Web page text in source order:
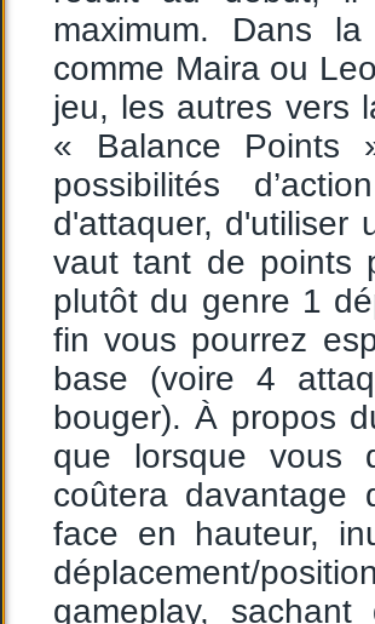
maximum. Dans
comme Maira ou
jeu, les autres vers
« Balance Points
possibilités
d'attaquer, d'utiliser
vaut tant de points
plutôt du genre 1
fin vous pourrez
base (voire 4
bouger). À propos
que lorsque vous
coûtera
face en hauteur,
déplacement/
gameplay,